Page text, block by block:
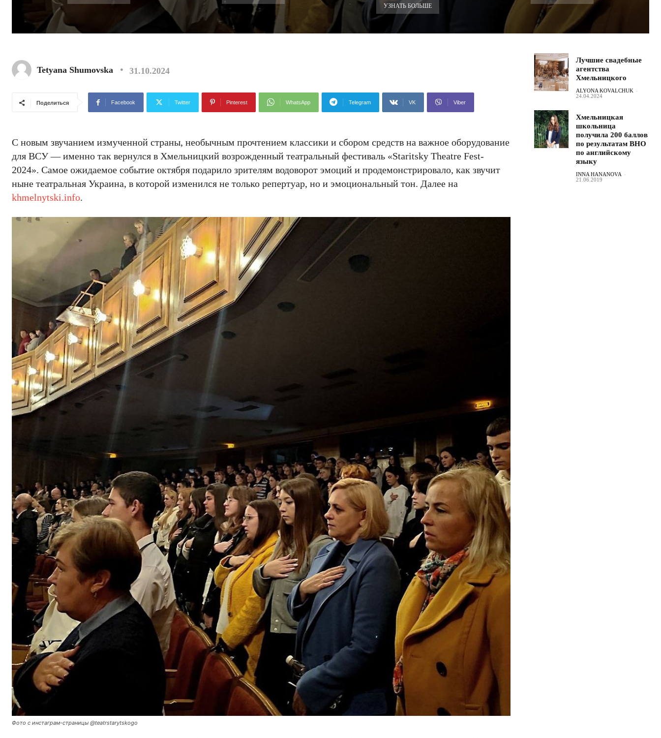
УЗНАТЬ БОЛЬШЕ
Tetyana Shumovska 31.10.2024
Поделиться Facebook Twitter Pinterest WhatsApp Telegram VK Viber
С новым звучанием измученной страны, необычным прочтением классики и сбором средств на важное оборудование
для ВСУ — именно так вернулся в Хмельницкий возрожденный театральный фестиваль «Staritsky Theatre Fest-
2024». Самое ожидаемое событие октября подарило зрителям водоворот эмоций и продемонстрировало, как звучит
ныне театральная Украина, в которой изменился не только репертуар, но и эмоциональный тон. Далее на
khmelnytski.info.
Фото с инстаграм-страницы @teatrstarytskogo
Лучшие свадебные
агентства
Хмельницкого
ALYONA KOVALCHUK -
24.04.2024
Хмельницкая
школьница
получила 200 баллов
по результатам ВНО
по английскому
языку
INNA HANANOVA -
21.06.2019